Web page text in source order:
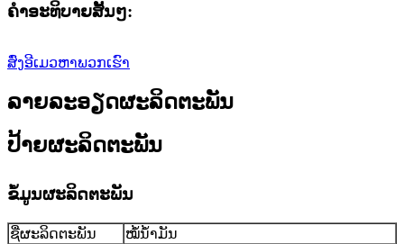
ຄໍາອະທິບາຍສັ້ນໆ:
ສົ່ງອີເມວຫາພວກເຮົາ
ລາຍລະອຽດຜະລິດຕະພັນ
ປ້າຍຜະລິດຕະພັນ
ຂໍ້ມູນຜະລິດຕະພັນ
ຊື່ຜະລິດຕະພັນ
ໝໍ້ນ້ຳມັນ